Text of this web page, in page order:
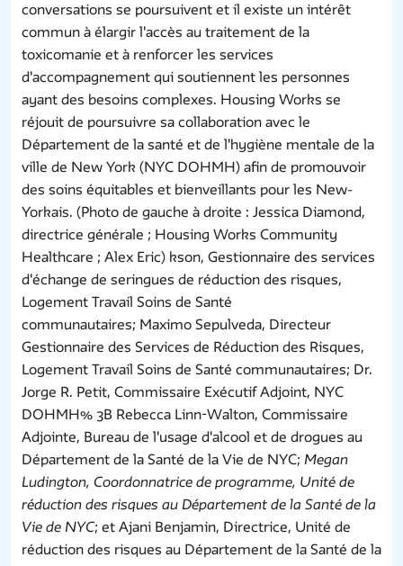
conversations se poursuivent et il existe un intérêt
commun à élargir l'accès au traitement de la
toxicomanie et à renforcer les services
d'accompagnement qui soutiennent les personnes
ayant des besoins complexes. Housing Works se
réjouit de poursuivre sa collaboration avec le
Département de la santé et de l'hygiène mentale de la
ville de New York (NYC DOHMH) afin de promouvoir
des soins équitables et bienveillants pour les New-
Yorkais. (Photo de gauche à droite : Jessica Diamond,
directrice générale ; Housing Works Community
Healthcare ; Alex Eric) kson, Gestionnaire des services
d'échange de seringues de réduction des risques,
Logement Travail Soins de Santé
communautaires; Maximo Sepulveda, Directeur
Gestionnaire des Services de Réduction des Risques,
Logement Travail Soins de Santé communautaires; Dr.
Jorge R. Petit, Commissaire Exécutif Adjoint, NYC
DOHMH% 3B Rebecca Linn-Walton, Commissaire
Adjointe, Bureau de l'usage d'alcool et de drogues au
Département de la Santé de la Vie de NYC; Megan
Ludington, Coordonnatrice de programme, Unité de
réduction des risques au Département de la Santé de la
Vie de NYC; et Ajani Benjamin, Directrice, Unité de
réduction des risques au Département de la Santé de la